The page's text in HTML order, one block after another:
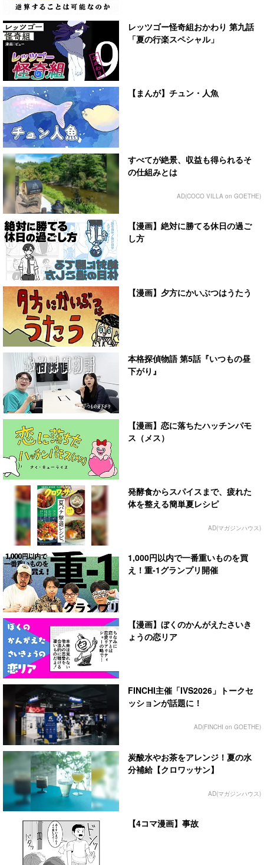
レッツゴー怪奇組おかわり 第九話
「夏の行楽スペシャル」
【まんが】チュン・人魚
すべてが絶景、収益も得られるそ
の仕組みとは
AD(COCO VILLA on GOETHE)
【漫画】絶対に勝てる休日の過ご
し方
【漫画】夕方にかいぶつはうたう
本格探偵物語 第5話『いつもの昼
下がり』
【漫画】恋に落ちたハッチンパモ
ス（メス）
発酵食からスパイスまで、疲れた
体を整える簡単夏レシピ
AD(マガジンハウス)
1,000円以内で一番重いものを買
え！重-1グランプリ開催
【漫画】ぼくのかんがえたさいき
ょうの恋リア
FINCHI主催「IVS2026」トークセ
ッションが話題に！
AD(FINCHI on GOETHE)
炭酸水やお茶をアレンジ！夏の水
分補給【クロワッサン】
AD(マガジンハウス)
【4コマ漫画】事故